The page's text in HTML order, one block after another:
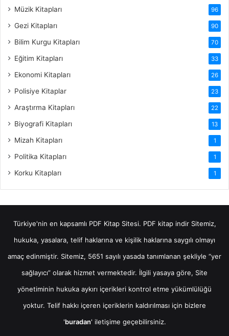
Müzik Kitapları 96
Gezi Kitapları 90
Bilim Kurgu Kitapları 70
Eğitim Kitapları 33
Ekonomi Kitapları 26
Polisiye Kitaplar 23
Araştırma Kitapları 22
Biyografi Kitapları 13
Mizah Kitapları 1
Politika Kitapları 1
Korku Kitapları 1
Türkiye'nin en kapsamlı PDF Kitap Sitesi. PDF kitap indirSitemiz,
hukuka, yasalara, telif haklarına ve kişilik haklarına saygılı olmayı
amaç edinmiştir. Sitemiz, 5651 sayılı yasada tanımlanan şekliyle “yer
sağlayıcı” olarak hizmet vermektedir. İlgili yasaya göre, Site
yönetiminin hukuka aykırı içerikleri kontrol etme yükümlülüğü
yoktur. Telif hakkı içeren içeriklerin kaldırılması için bizlere
'buradan' iletişime geçebilirsiniz.